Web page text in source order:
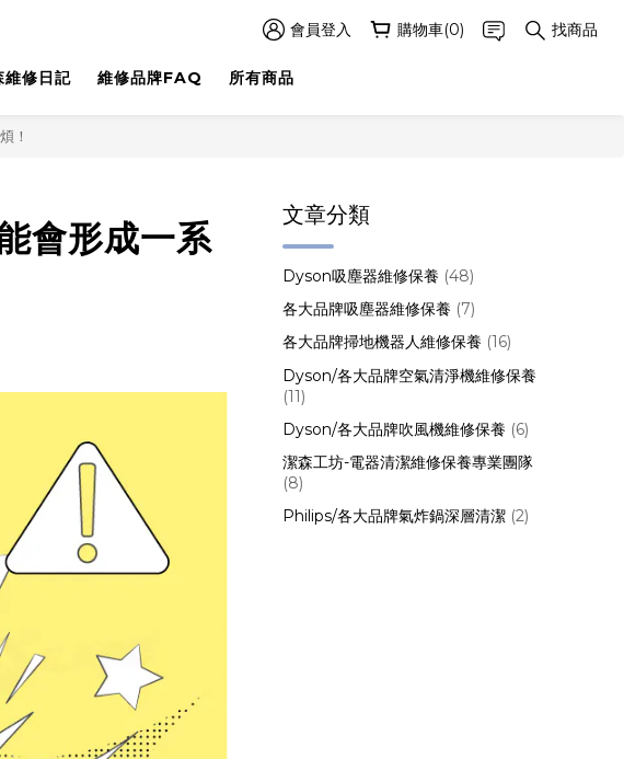
會員登入 購物車(0) 找商品
維修日記 維修品牌FAQ 所有商品
！
會形成一系
文章分類
Dyson吸塵器維修保養 (48)
各大品牌吸塵器維修保養 (7)
各大品牌掃地機器人維修保養 (16)
Dyson/各大品牌空氣清淨機維修保養
(11)
Dyson/各大品牌吹風機維修保養 (6)
潔森工坊-電器清潔維修保養專業團隊
(8)
Philips/各大品牌氣炸鍋深層清潔 (2)